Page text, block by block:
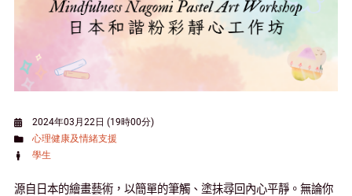
2024年03月22日 (19時00分)
心理健康及情緒支援
學生
源自日本的繪畫藝術，以簡單的筆觸、塗抺尋回內心平靜。無論你